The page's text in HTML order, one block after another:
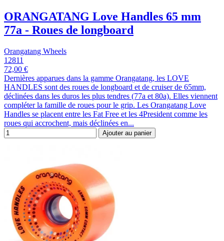
ORANGATANG Love Handles 65 mm
77a - Roues de longboard
Orangatang Wheels
12811
72,00 €
Dernières apparues dans la gamme Orangatang, les LOVE
HANDLES sont des roues de longboard et de cruiser de 65mm,
déclinées dans les duros les plus tendres (77a et 80a). Elles viennent
compléter la famille de roues pour le grip. Les Orangatang Love
Handles se placent entre les Fat Free et les 4President comme les
roues qui accrochent, mais déclinées en...
Ajouter au panier